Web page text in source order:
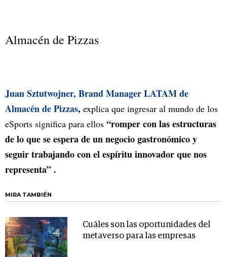
Almacén de Pizzas
Juan Sztutwojner, Brand Manager LATAM de
Almacén de Pizzas, explica que ingresar al mundo de los
eSports significa para ellos “romper con las estructuras
de lo que se espera de un negocio gastronómico y
seguir trabajando con el espíritu innovador que nos
representa” .
MIRA TAMBIÉN
Cuáles son las oportunidades del
metaverso para las empresas